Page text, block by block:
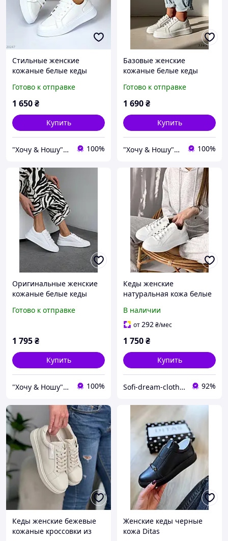
Стильные женские
кожаные белые кеды
кроссовки Натуральная
кожа Весна Осень
Готово к отправке
1 650₴
Купить
"Хочу & Ношу" - магазин сучасного взуття 100%
Базовые женские
кожаные белые кеды
Натуральная кожа Весна
Осень
Готово к отправке
1 690₴
Купить
"Хочу & Ношу" - магазин сучасного взуття 100%
Оригинальные женские
кожаные белые кеды
Натуральная кожа Весна
Готово к отправке
1 795₴
Купить
"Хочу & Ношу" - магазин сучасного взуття 100%
Кеды женские
натуральная кожа белые
В наличии
от292₴/мес
1 750₴
Купить
Sofi-dream-clothes 92%
Кеды женские бежевые
кожаные кроссовки из
Женские кеды черные
кожа Ditas